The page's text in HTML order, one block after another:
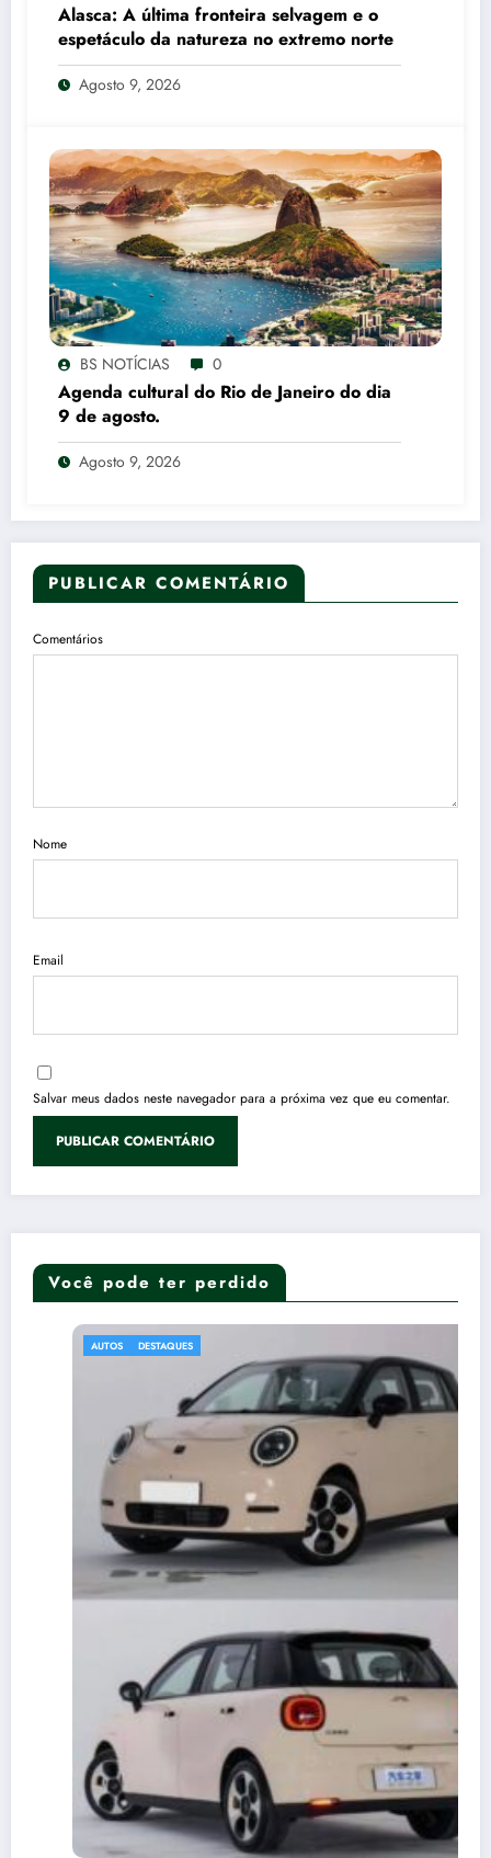
Alasca: A última fronteira selvagem e o
espetáculo da natureza no extremo norte
Agosto 9, 2026
BS NOTÍCIAS 0
Agenda cultural do Rio de Janeiro do dia
9 de agosto.
Agosto 9, 2026
PUBLICAR COMENTÁRIO
Comentários
Nome
Email
Salvar meus dados neste navegador para a próxima vez que eu comentar.
Você pode ter perdido
DESTAQUES